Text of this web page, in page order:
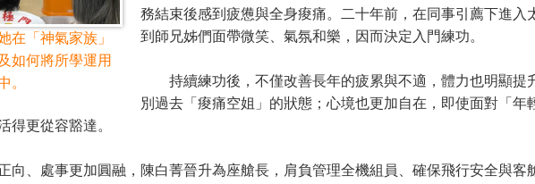
在「神氣家族」
如何將所學運用
。
務結束後感到疲憊與全身痠痛。二十年前，在同事引薦下進入
到師兄姊們面帶微笑、氣氛和樂，因而決定入門練功。
持續練功後，不僅改善長年的疲累與不適，體力也明顯提
別過去「痠痛空姐」的狀態；心境也更加自在，即使面對「年
得更從容豁達。
、處事更加圓融，陳白菁晉升為座艙長，肩負管理全機組員、確保飛行安全與客